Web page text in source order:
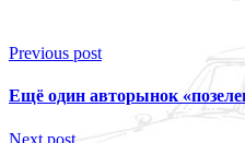
Previous post
Ещё один авторынок
Next post